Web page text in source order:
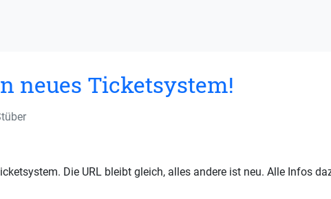
neues Ticketsystem!
Die URL bleibt gleich, alles andere ist neu. Alle Infos